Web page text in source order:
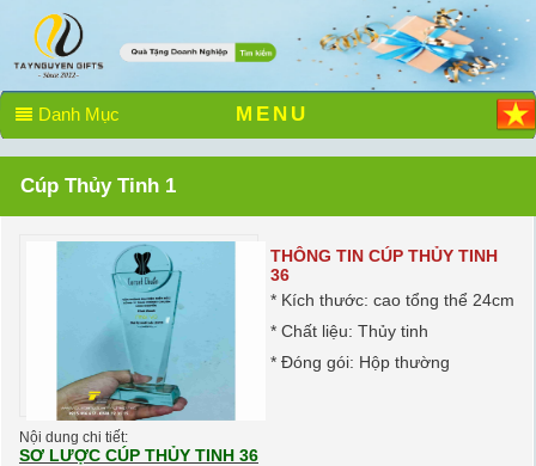
Danh Mục MENU
Cúp Thủy Tinh 1
THÔNG TIN CÚP THỦY TINH
36
* Kích thước: cao tổng thể 24cm
* Chất liệu: Thủy tinh
* Đóng gói: Hộp thường
Nội dung chi tiết:
SƠ LƯỢC CÚP THỦY TINH 36